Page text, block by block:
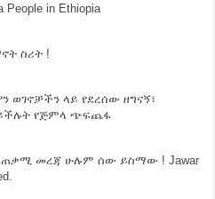
People in Ethiopia
ስሪት !
ወገኖቻችን ላይ የደረሰው ዘግናኝ፣
የጅምላ ጭፍጨፋ
ጠቃሚ መረጃ ሁሉም ሰው ይስማው ! Jawar